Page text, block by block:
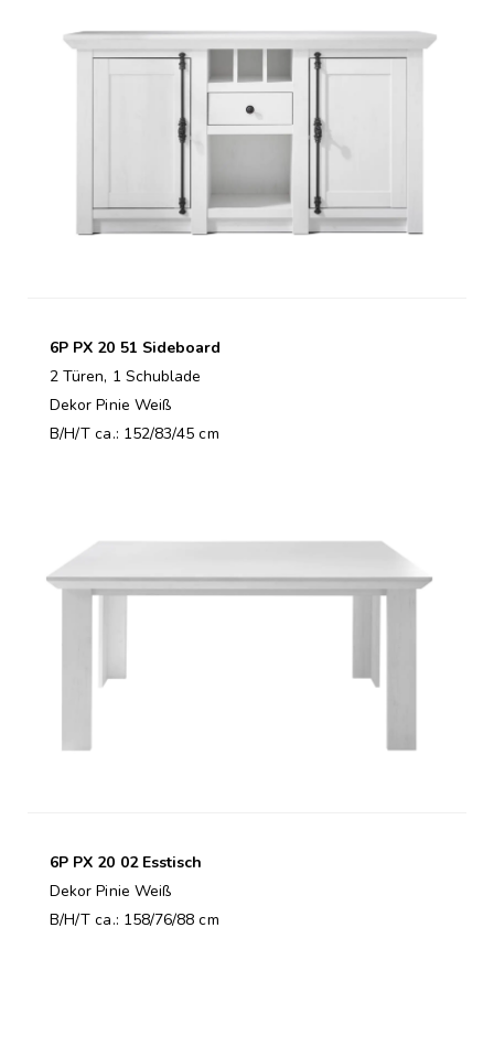
6P PX 20 51 Sideboard
2 Türen, 1 Schublade
Dekor Pinie Weiß
B/H/T ca.: 152/83/45 cm
6P PX 20 02 Esstisch
Dekor Pinie Weiß
B/H/T ca.: 158/76/88 cm